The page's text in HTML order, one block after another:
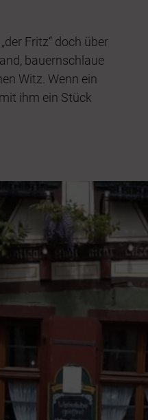
Fritz“ doch über
bauernschlaue
Witz. Wenn ein
ihm ein Stück